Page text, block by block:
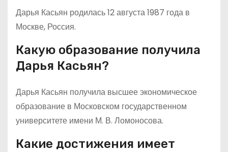
Дарья Касьян родилась 12 августа 1987 года в
Москве, Россия.
Какую образование получила
Дарья Касьян?
Дарья Касьян получила высшее экономическое
образование в Московском государственном
университете имени М. В. Ломоносова.
Какие достижения имеет